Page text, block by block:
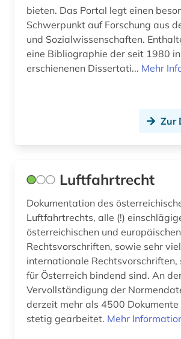
geschichte 800-1815 (1)
geschichte <1450-1789> (1)
geschäftstätigkeit (1)
gesetzestext (1)
glasmalerei (1)
globalisierung (1)
globus (1)
großbritannien (1)
handschrift (1)
bieten. Das Portal legt einen
Schwerpunkt auf Forschung aus
und Sozialwissenschaften.
eine Bibliographie der seit 1980
erschienenen Dissertati... Mehr
Zur
Luftfahrtrecht
Dokumentation des
Luftfahrtrechts, alle (!)
österreichischen und europäischen
Rechtsvorschriften, sowie sehr
internationale Rechtsvorschriften,
für Österreich bindend sind. An
Vervollständigung der
derzeit mehr als 4500
stetig gearbeitet. Mehr